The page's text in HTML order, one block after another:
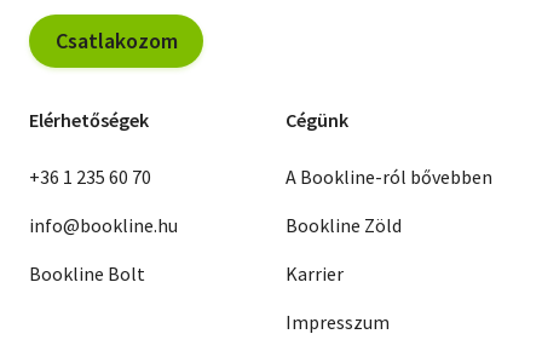
Csatlakozom
Elérhetőségek
+36 1 235 60 70
info@bookline.hu
Bookline Bolt
Cégünk
A Bookline-ról bővebben
Bookline Zöld
Karrier
Impresszum